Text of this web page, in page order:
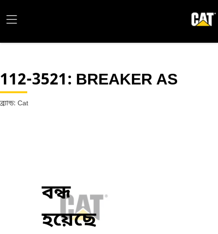
112-3521: BREAKER AS
ব্র্যান্ড: Cat
বন্ধ
হয়েছে